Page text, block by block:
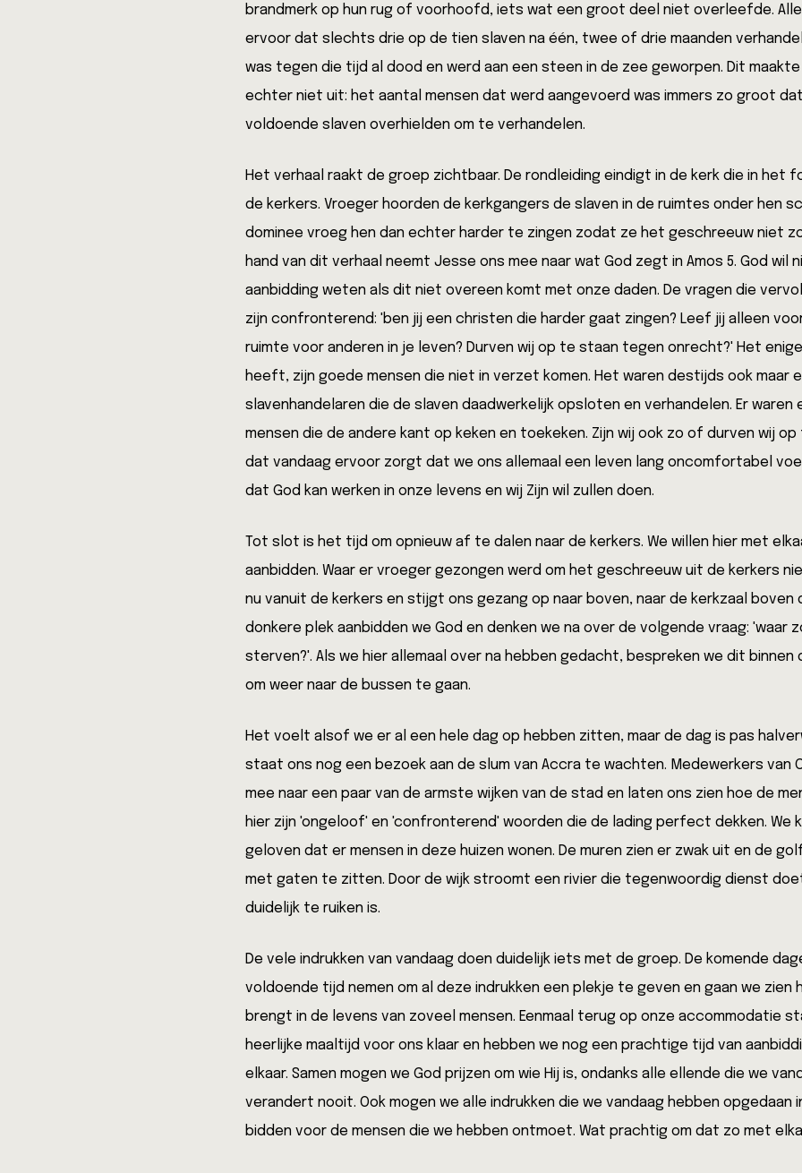
brandmerk op hun rug of voorhoofd, iets wat een groot deel niet overleefde.
ervoor dat slechts drie op de tien slaven na één, twee of drie maanden
was tegen die tijd al dood en werd aan een steen in de zee geworpen. Dit
echter niet uit: het aantal mensen dat werd aangevoerd was immers zo groot
voldoende slaven overhielden om te verhandelen.
Het verhaal raakt de groep zichtbaar. De rondleiding eindigt in de kerk die in het
de kerkers. Vroeger hoorden de kerkgangers de slaven in de ruimtes onder hen
dominee vroeg hen dan echter harder te zingen zodat ze het geschreeuw niet
hand van dit verhaal neemt Jesse ons mee naar wat God zegt in Amos 5. God wil
aanbidding weten als dit niet overeen komt met onze daden. De vragen die
zijn confronterend: 'ben jij een christen die harder gaat zingen? Leef jij alleen
ruimte voor anderen in je leven? Durven wij op te staan tegen onrecht?' Het
heeft, zijn goede mensen die niet in verzet komen. Het waren destijds ook maar
slavenhandelaren die de slaven daadwerkelijk opsloten en verhandelen. Er waren
mensen die de andere kant op keken en toekeken. Zijn wij ook zo of durven wij
dat vandaag ervoor zorgt dat we ons allemaal een leven lang oncomfortabel
dat God kan werken in onze levens en wij Zijn wil zullen doen.
Tot slot is het tijd om opnieuw af te dalen naar de kerkers. We willen hier met
aanbidden. Waar er vroeger gezongen werd om het geschreeuw uit de kerkers
nu vanuit de kerkers en stijgt ons gezang op naar boven, naar de kerkzaal boven
donkere plek aanbidden we God en denken we na over de volgende vraag: 'waar
sterven?'. Als we hier allemaal over na hebben gedacht, bespreken we dit
om weer naar de bussen te gaan.
Het voelt alsof we er al een hele dag op hebben zitten, maar de dag is pas
staat ons nog een bezoek aan de slum van Accra te wachten. Medewerkers van
mee naar een paar van de armste wijken van de stad en laten ons zien hoe de
hier zijn 'ongeloof' en 'confronterend' woorden die de lading perfect dekken. We
geloven dat er mensen in deze huizen wonen. De muren zien er zwak uit en de
met gaten te zitten. Door de wijk stroomt een rivier die tegenwoordig dienst
duidelijk te ruiken is.
De vele indrukken van vandaag doen duidelijk iets met de groep. De komende
voldoende tijd nemen om al deze indrukken een plekje te geven en gaan we zien
brengt in de levens van zoveel mensen. Eenmaal terug op onze accommodatie
heerlijke maaltijd voor ons klaar en hebben we nog een prachtige tijd van
elkaar. Samen mogen we God prijzen om wie Hij is, ondanks alle ellende die we
verandert nooit. Ook mogen we alle indrukken die we vandaag hebben opgedaan
bidden voor de mensen die we hebben ontmoet. Wat prachtig om dat zo met